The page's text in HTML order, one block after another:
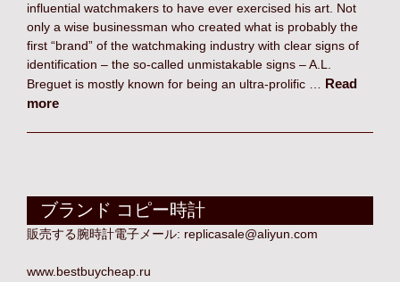
influential watchmakers to have ever exercised his art. Not
only a wise businessman who created what is probably the
first “brand” of the watchmaking industry with clear signs of
identification – the so-called unmistakable signs – A.L.
Breguet is mostly known for being an ultra-prolific … Read
more
ブランド コピー時計
販売する腕時計電子メール: replicasale@aliyun.com
www.bestbuycheap.ru